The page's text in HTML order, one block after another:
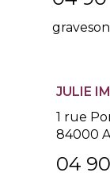
JULIE
1 rue
84000
04